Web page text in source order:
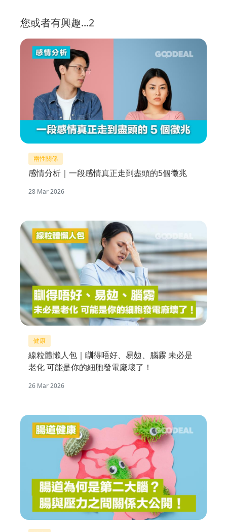
您或者有興趣...2
兩性關係
感情分析｜一段感情真正走到盡頭的5個徵兆
28 Mar 2026
健康
線粒體懶人包｜瞓得唔好、易攰、腦霧 未必是
老化 可能是你的細胞發電廠壞了！
26 Mar 2026